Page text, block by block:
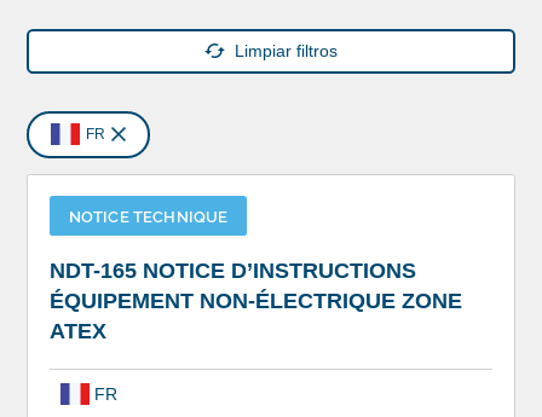
Limpiar filtros
FR
NOTICE TECHNIQUE
NDT-165 NOTICE D’INSTRUCTIONS
ÉQUIPEMENT NON-ÉLECTRIQUE ZONE
ATEX
FR